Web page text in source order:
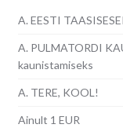
A. EESTI
A. PULMATORDI
kaunistamiseks
A. TERE, KOOL!
Ainult 1 EUR